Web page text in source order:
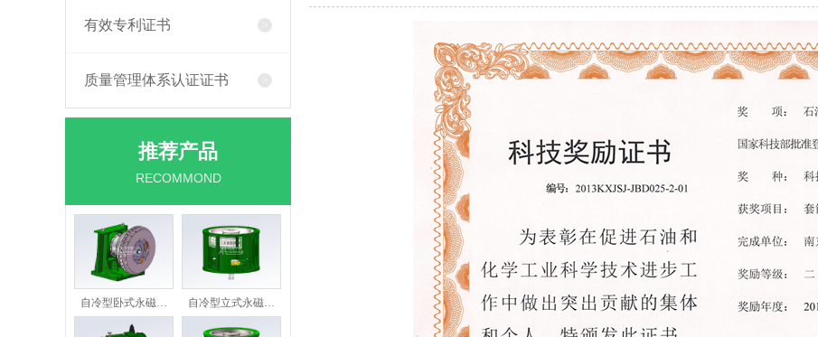
有效专利证书
质量管理体系认证证书
推荐产品
RECOMMOND
自冷型卧式永磁… 自冷型立式永磁…